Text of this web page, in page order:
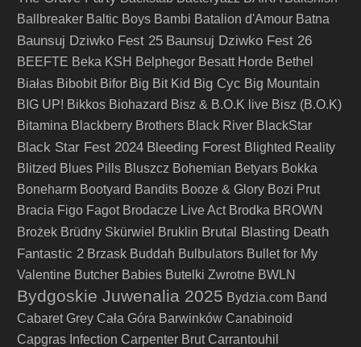
Ballbreaker Baltic Boys Bambi Batalion d'Amour Batna
Baunsuj Dziwko Fest 25 Baunsuj Dziwko Fest 26
BEEFTE Beka KSH Belphegor Besatt Horde Bethel
Białas Bibobit Bifor Big Bit Kid Big Cyc Big Mountain
BIG UP! Bikkos Biohazard Bisz & B.O.K live Bisz (B.O.K)
Bitamina Blackberry Brothers Black River BlackStar
Black Star Fest 2024 Bleeding Forest Blighted Reality
Blitzed Blues Pills Bluszcz Bohemian Betyars Bokka
Boneharm Bootyard Bandits Booze & Glory Bozi Prut
Bracia Figo Fagot Brodacze Live Act Brodka BROWN
Brożek Brüdny Skürwiel Bruklin Brutal Blasting Death
Fantastic 2 Brzask Buddah Bulbulators Bullet for My
Valentine Butcher Babies Butelki Zwrotne BWLN
Bydgoskie Juwenalia 2025 Bydzia.com Band
Cabaret Grey Cała Góra Barwinków Canabinoid
Capgras Infection Carpenter Brut Carrantouhil